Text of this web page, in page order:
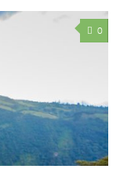
0